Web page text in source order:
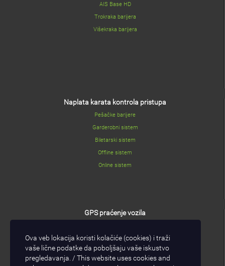
AIS Base HD
Trokraka barijera
Višekraka barijera
Naplata karata kontrola pristupa
Pešačke barijere
Garderobni sistem
Biletarski sistem
Offline sistem
Online sistem
GPS praćenje vozila
I/O modul
GPS/GPRS software
Ova veb lokacija koristi kolačiće (cookies) i traži
vaše lične podatke da poboljšaju vaše iskustvo
pregledavanja. / This website uses cookies and